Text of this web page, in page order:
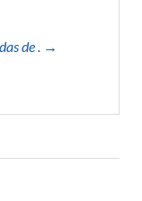
de . →